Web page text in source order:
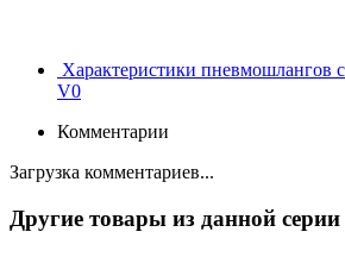
Характеристики пневмошлангов
V0
Комментарии
Загрузка комментариев...
Другие товары из данной серии